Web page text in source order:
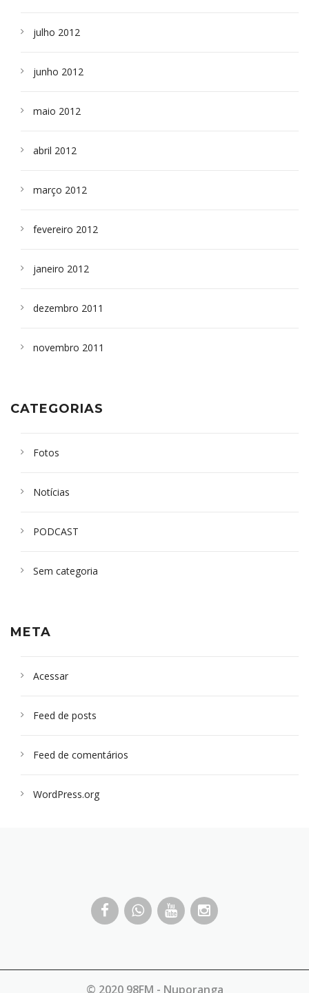
julho 2012
junho 2012
maio 2012
abril 2012
março 2012
fevereiro 2012
janeiro 2012
dezembro 2011
novembro 2011
CATEGORIAS
Fotos
Notícias
PODCAST
Sem categoria
META
Acessar
Feed de posts
Feed de comentários
WordPress.org
© 2020 98FM - Nuporanga